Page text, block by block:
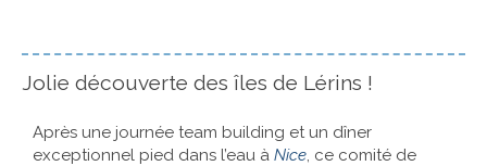
Jolie découverte des îles de Lérins !
Après une journée team building et un dîner
exceptionnel pied dans l’eau à Nice, ce comité de